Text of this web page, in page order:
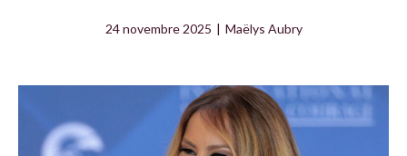
24 novembre 2025 | Maëlys Aubry